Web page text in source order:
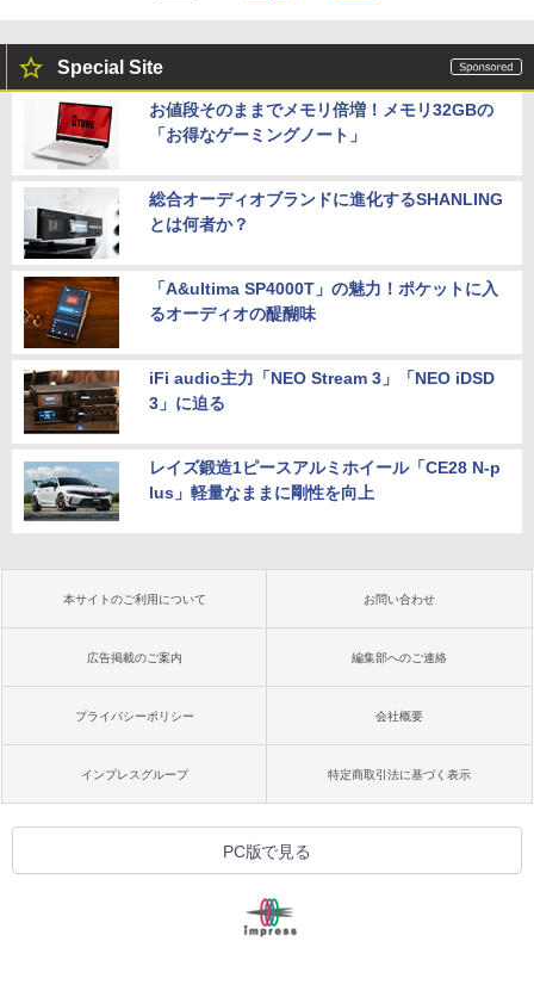
Special Site
お値段そのままでメモリ倍増！メモリ32GBの
「お得なゲーミングノート」
総合オーディオブランドに進化するSHANLING
とは何者か？
「A&ultima SP4000T」の魅力！ポケットに入
るオーディオの醍醐味
iFi audio主力「NEO Stream 3」「NEO iDSD
3」に迫る
レイズ鍛造1ピースアルミホイール「CE28 N-p
lus」軽量なままに剛性を向上
本サイトのご利用について お問い合わせ
広告掲載のご案内 編集部へのご連絡
プライバシーポリシー 会社概要
インプレスグループ 特定商取引法に基づく表示
PC版で見る